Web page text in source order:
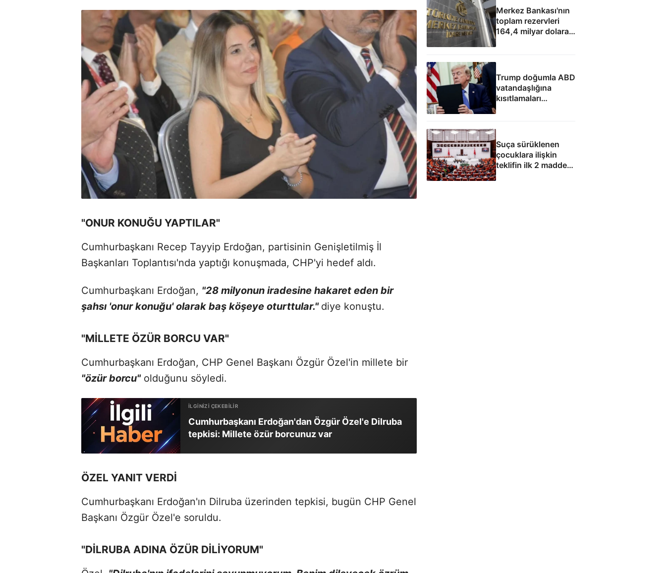
"ONUR KONUĞU YAPTILAR"
Cumhurbaşkanı Recep Tayyip Erdoğan, partisinin Genişletilmiş İl
Başkanları Toplantısı'nda yaptığı konuşmada, CHP'yi hedef aldı.
Cumhurbaşkanı Erdoğan, "28 milyonun iradesine hakaret eden bir
şahsı 'onur konuğu' olarak baş köşeye oturttular." diye konuştu.
"MİLLETE ÖZÜR BORCU VAR"
Cumhurbaşkanı Erdoğan, CHP Genel Başkanı Özgür Özel'in millete bir
"özür borcu"olduğunu söyledi.
Cumhurbaşkanı Erdoğan'dan Özgür Özel'e Dilruba
tepkisi: Millete özür borcunuz var
ÖZEL YANIT VERDİ
Cumhurbaşkanı Erdoğan'ın Dilruba üzerinden tepkisi, bugün CHP Genel
Başkanı Özgür Özel'e soruldu.
"DİLRUBA ADINA ÖZÜR DİLİYORUM"
Merkez Bankası'nın
toplam rezervleri
164,4 milyar dolara
yükseldi
Trump doğumla ABD
vatandaşlığına
kısıtlamaları
genişleten
imzaladı
Suça sürüklenen
çocuklara ilişkin
teklifin ilk 2 maddesi
kabul edildi